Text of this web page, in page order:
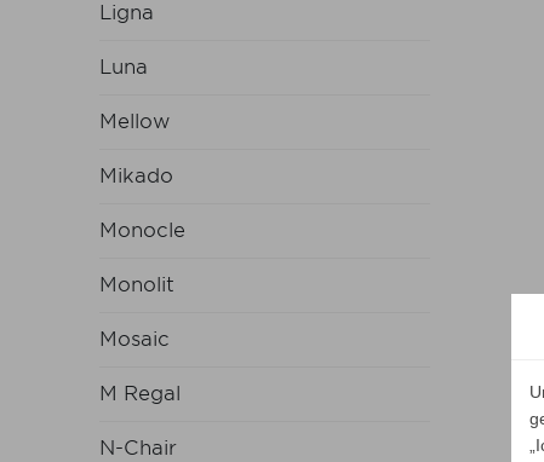
Ligna
Luna
Mellow
Mikado
Monocle
Monolit
Mosaic
M Regal
N-Chair